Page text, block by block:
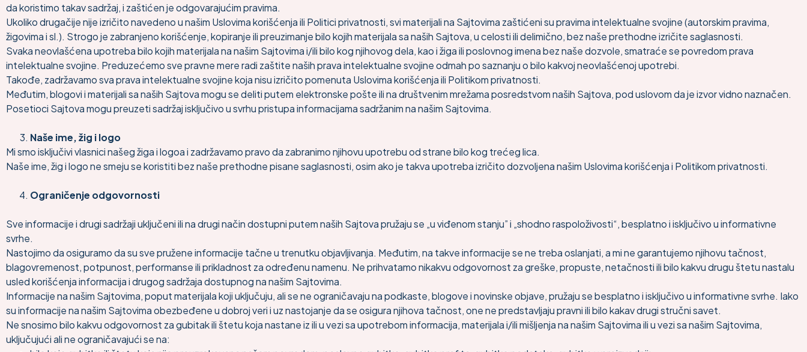
da koristimo takav sadržaj, i zaštićen je odgovarajućim pravima.
Ukoliko drugačije nije izričito navedeno u našim Uslovima korišćenja ili Politici privatnosti, svi materijali na Sajtovima zaštićeni su pravima intelektualne svojine (autorskim pravima,
žigovima i sl.). Strogo je zabranjeno korišćenje, kopiranje ili preuzimanje bilo kojih materijala sa naših Sajtova, u celosti ili delimično, bez naše prethodne izričite saglasnosti.
Svaka neovlašćena upotreba bilo kojih materijala na našim Sajtovima i/ili bilo kog njihovog dela, kao i žiga ili poslovnog imena bez naše dozvole, smatraće se povredom prava
intelektualne svojine. Preduzećemo sve pravne mere radi zaštite naših prava intelektualne svojine odmah po saznanju o bilo kakvoj neovlašćenoj upotrebi.
Takođe, zadržavamo sva prava intelektualne svojine koja nisu izričito pomenuta Uslovima korišćenja ili Politikom privatnosti.
Međutim, blogovi i materijali sa naših Sajtova mogu se deliti putem elektronske pošte ili na društvenim mrežama posredstvom naših Sajtova, pod uslovom da je izvor vidno naznačen.
Posetioci Sajtova mogu preuzeti sadržaj isključivo u svrhu pristupa informacijama sadržanim na našim Sajtovima.
Naše ime, žig i logo
Mi smo isključivi vlasnici našeg žiga i logoa i zadržavamo pravo da zabranimo njihovu upotrebu od strane bilo kog trećeg lica.
Naše ime, žig i logo ne smeju se koristiti bez naše prethodne pisane saglasnosti, osim ako je takva upotreba izričito dozvoljena našim Uslovima korišćenja i Politikom privatnosti.
Ograničenje odgovornosti
Sve informacije i drugi sadržaji uključeni ili na drugi način dostupni putem naših Sajtova pružaju se „u viđenom stanju” i „shodno raspoloživosti“, besplatno i isključivo u informativne
svrhe.
Nastojimo da osiguramo da su sve pružene informacije tačne u trenutku objavljivanja. Međutim, na takve informacije se ne treba oslanjati, a mi ne garantujemo njihovu tačnost,
blagovremenost, potpunost, performanse ili prikladnost za određenu namenu. Ne prihvatamo nikakvu odgovornost za greške, propuste, netačnosti ili bilo kakvu drugu štetu nastalu
usled korišćenja informacija i drugog sadržaja dostupnog na našim Sajtovima.
Informacije na našim Sajtovima, poput materijala koji uključuju, ali se ne ograničavaju na podkaste, blogove i novinske objave, pružaju se besplatno i isključivo u informativne svrhe. Iako
su informacije na našim Sajtovima obezbeđene u dobroj veri i uz nastojanje da se osigura njihova tačnost, one ne predstavljaju pravni ili bilo kakav drugi stručni savet.
Ne snosimo bilo kakvu odgovornost za gubitak ili štetu koja nastane iz ili u vezi sa upotrebom informacija, materijala i/ili mišljenja na našim Sajtovima ili u vezi sa našim Sajtovima,
uključujući ali ne ograničavajući se na: